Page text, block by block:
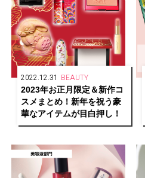
2022.12.31 BEAUTY
2023年お正月限定＆新作コ
スメまとめ！新年を祝う豪
華なアイテムが目白押し！